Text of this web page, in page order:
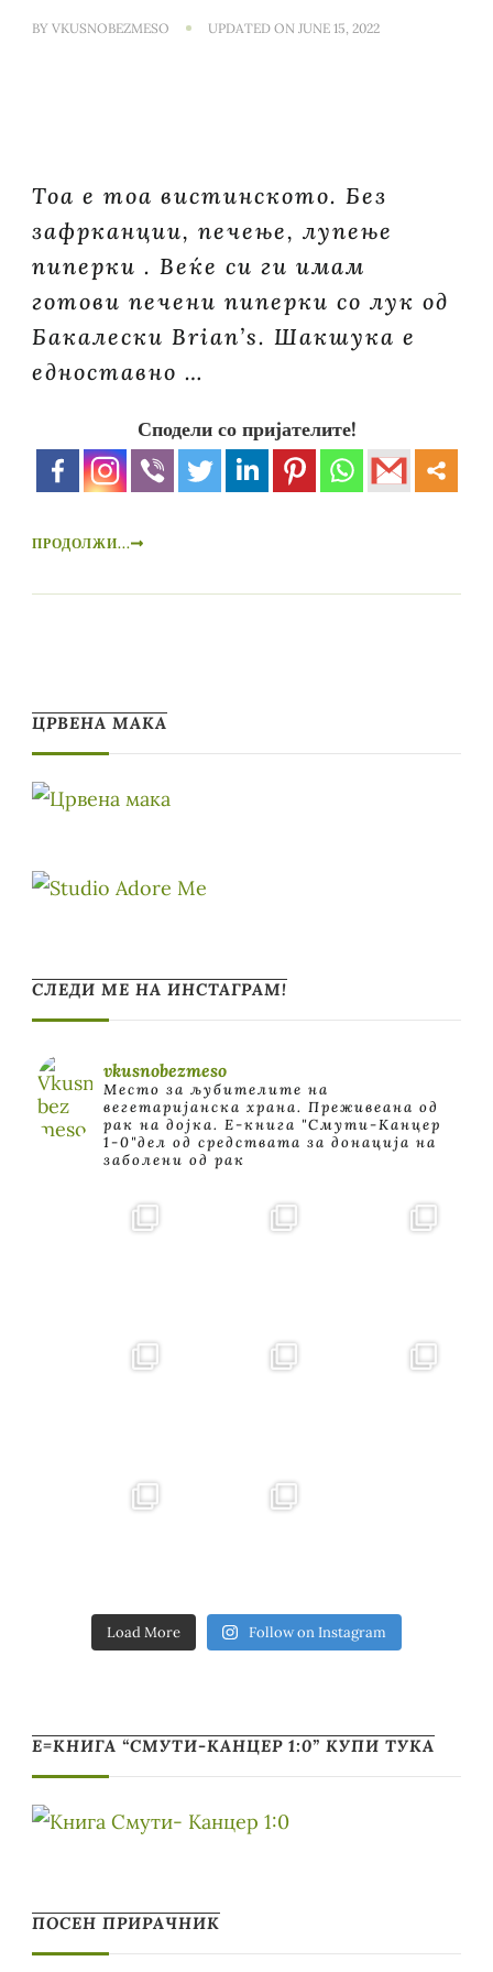
BY VKUSNOBEZMESO UPDATED ON JUNE 15, 2022
Тоа е тоа вистинското. Без
зафрканции, печење, лупење
пиперки . Веќе си ги имам
готови печени пиперки со лук од
Бакалески Brian’s. Шакшука е
едноставно …
Сподели со пријателите!
ПРОДОЛЖИ...
ЦРВЕНА МАКА
СЛЕДИ МЕ НА ИНСТАГРАМ!
vkusnobezmeso
Место за љубителите на
вегетаријанска храна. Преживеана од
рак на дојка. E-книга "Смути-Канцер
1-0"дел од средствата за донација на
заболени од рак
Load More Follow on Instagram
Е=КНИГА “СМУТИ-КАНЦЕР 1:0” КУПИ ТУКА
ПОСЕН ПРИРАЧНИК